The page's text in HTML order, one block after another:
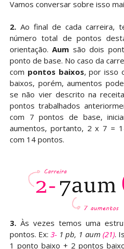
Vamos conversar sobre isso
2. Ao final de cada carreira,
número total de pontos
orientação.Aum são dois
ponto de base. No caso da
com pontos baixos, por isso
baixos, porém, aumentos
se não vier descrito na
pontos trabalhados
com 7 pontos de base,
aumentos, portanto, 2 x 7 =
com 14 pontos.
3. Às vezes temos uma
pontos. Ex:3- 1 pb, 1 aum (21).
1 ponto baixo + 2 pontos